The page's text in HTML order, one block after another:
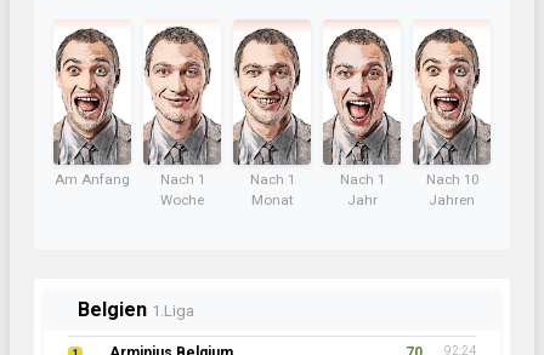
Am Anfang
Nach 1
Woche
Nach 1
Monat
Nach 1
Jahr
Nach 10
Jahren
Belgien 1.Liga
92:24